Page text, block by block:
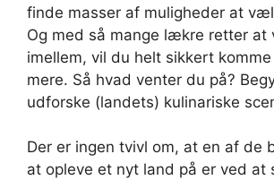
finde masser af muligheder at
Og med så mange lækre retter at
imellem, vil du helt sikkert
mere. Så hvad venter du på?
udforske (landets) kulinariske
Der er ingen tvivl om, at en af de
at opleve et nyt land på er ved at